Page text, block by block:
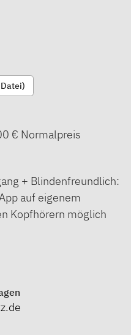
€ Normalpreis
+ Blindenfreundlich:
auf eigenem
Kopfhörern möglich